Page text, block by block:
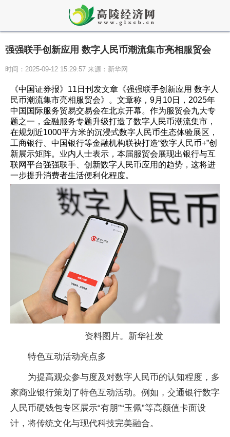
强强联手创新应用 数字人民币潮流集市亮相服贸会
时间：2025-09-12 15:29:57 来源：新华网
《中国证券报》11日刊发文章《强强联手创新应用 数字人
民币潮流集市亮相服贸会》。文章称，9月10日，2025年
中国国际服务贸易交易会在北京开幕。作为服贸会九大专
题之一，金融服务专题升级打造了数字人民币潮流集市，
在规划近1000平方米的沉浸式数字人民币生态体验展区，
工商银行、中国银行等金融机构联袂打造“数字人民币+”创
新展示矩阵。业内人士表示，本届服贸会展现出银行与互
联网平台强强联手、创新数字人民币应用的趋势，这将进
一步提升消费者生活便利化程度。
资料图片。新华社发
特色互动活动亮点多
为提高观众参与度及对数字人民币的认知程度，多
家商业银行策划了特色互动活动。例如，交通银行数字
人民币硬钱包专区展示“有朋”“玉佩”等高颜值卡面设
计，将传统文化与现代科技完美融合。